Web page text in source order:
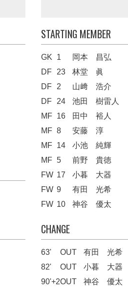
STARTING MEMBER
GK 1
岡本 昌弘
DF
23
林堂 眞
DF
2
山﨑 浩介
DF
24
池田 樹雷人
MF 16
田中 裕人
MF 8
安藤 淳
MF 14
小池 純輝
MF 5
前野 貴徳
FW 17
小暮 大器
FW 9
有田 光希
FW 10 神谷 優太
CHANGE
63' OUT 有田 光希
82'
OUT 小暮 大器
90'+2OUT 神谷 優太